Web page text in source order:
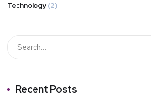
Technology (2)
Recent Posts